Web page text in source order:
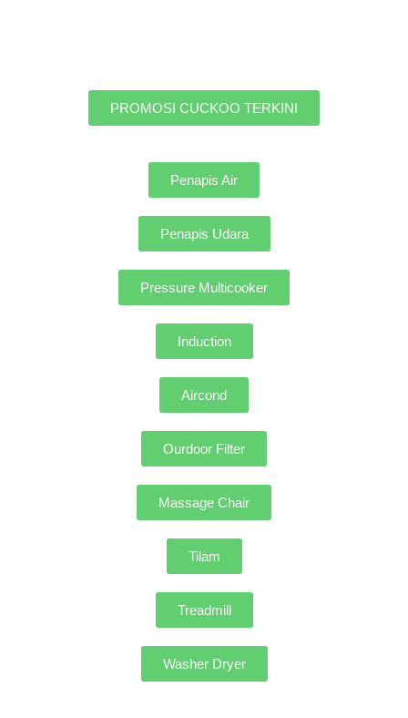
PROMOSI CUCKOO TERKINI
Penapis Air
Penapis Udara
Pressure Multicooker
Induction
Aircond
Ourdoor Filter
Massage Chair
Tilam
Treadmill
Washer Dryer